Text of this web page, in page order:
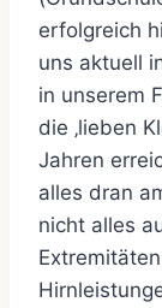
erfolgreich
uns aktuell
in unserem
die ‚lieben
Jahren
alles dran
nicht alles